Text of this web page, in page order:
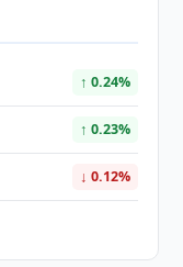
↑ 0.24%
↑ 0.23%
↓ 0.12%